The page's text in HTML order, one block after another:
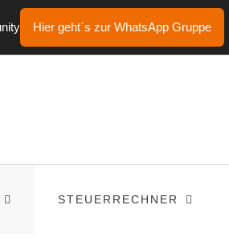
STEUERRECHNER
Hier geht`s zur WhatsApp Gruppe